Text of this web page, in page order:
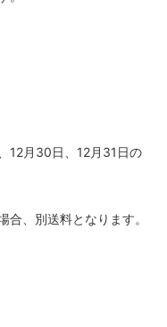
12月30日、12月31日の
、別送料となります。